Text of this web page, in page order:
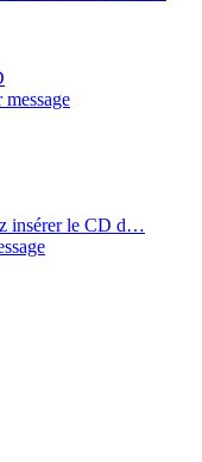
insérer le CD d…